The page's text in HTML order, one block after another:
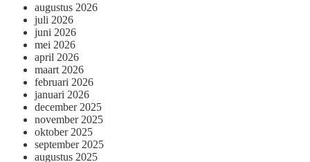
augustus 2026
juli 2026
juni 2026
mei 2026
april 2026
maart 2026
februari 2026
januari 2026
december 2025
november 2025
oktober 2025
september 2025
augustus 2025